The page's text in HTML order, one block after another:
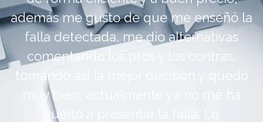
opción que pude tomar. El sr. Delgado
trabajó dedicadamente a mi auto para
encontrar la falla en la transmisión. En
otros talleres donde lo había llevado a
diagnosticar, nunca hicieron otra cosa
que manejarlo, y poner el escaner, lo